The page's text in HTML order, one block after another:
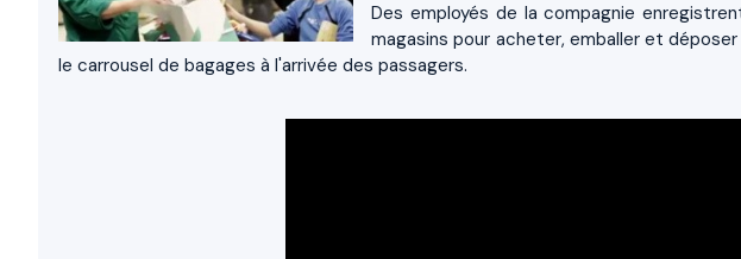
Des employés de la compagnie
magasins pour acheter, emballer et
le carrousel de bagages à l'arrivée des passagers.